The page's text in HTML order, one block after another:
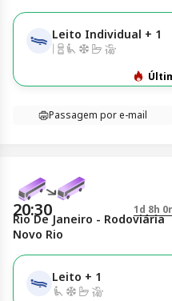
Leito Individual + 1
Passagem por e-mail
20:30 1d 8h
Rio De Janeiro - Rodoviária
Novo Rio
Leito + 1